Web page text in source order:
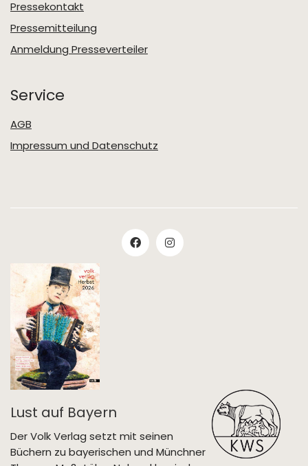
Pressekontakt
Pressemitteilung
Anmeldung Presseverteiler
Service
AGB
Impressum und Datenschutz
Lust auf Bayern
Der Volk Verlag setzt mit seinen
Büchern zu bayerischen und Münchner